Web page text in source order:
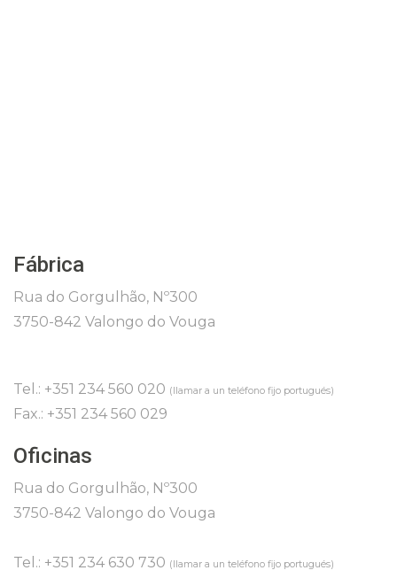
Fábrica
Rua do Gorgulhão, Nº300
3750-842 Valongo do Vouga
Tel.: +351 234 560 020 (llamar a un teléfono fijo portugués)
Fax.: +351 234 560 029
Oficinas
Rua do Gorgulhão, Nº300
3750-842 Valongo do Vouga
Tel.: +351 234 630 730 (llamar a un teléfono fijo portugués)